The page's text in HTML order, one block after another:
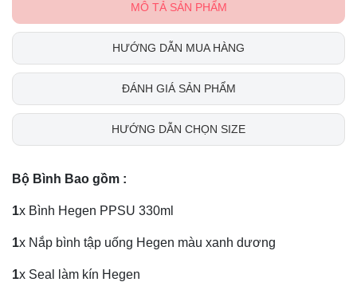
MÔ TẢ SẢN PHẨM
HƯỚNG DẪN MUA HÀNG
ĐÁNH GIÁ SẢN PHẨM
HƯỚNG DẪN CHỌN SIZE
Bộ Bình Bao gồm :
1x Bình Hegen PPSU 330ml
1x Nắp bình tập uống Hegen màu xanh dương
1x Seal làm kín Hegen